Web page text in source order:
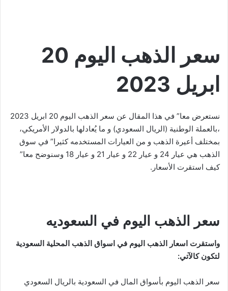
سعر الذهب اليوم 20
ابريل 2023
نستعرض معا” في هذا المقال عن سعر الذهب اليوم 20 ابريل 2023
،بالعملة الوطنية (الريال السعودي) و ما يُعادلها بالدولار الأمريكي،
بمختلف أعيرة الذهب و من العيارات المستخدمه كثيرا” في سوق
الذهب هي عيار 24 و عيار 22 و عيار 21 و عيار 18 وسنوضح معا”
كيف استقرت الأسعار.
سعر الذهب اليوم في السعوديه
واستقرت اسعار الذهب اليوم في اسواق الذهب المحلية السعودية
لتكون كالآتي:
سعر الذهب اليوم بأسواق المال في السعودية بالريال السعودي